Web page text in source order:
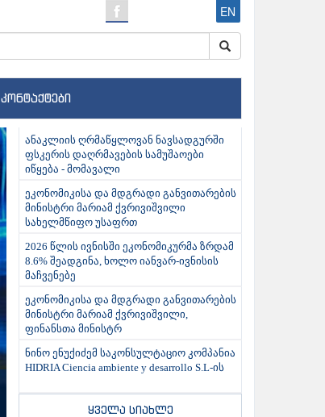
EN
კონტაქტები
ანაკლიის ღრმაწყლოვან ნავსადგურში
ფსკერის დაღრმავების სამუშაოები
იწყება - მომავალი
ეკონომიკისა და მდგრადი განვითარების
მინისტრი მარიამ ქვრივიშვილი
სახელმწიფო უსაფრთ
2026 წლის ივნისში ეკონომიკურმა ზრდამ
8.6% შეადგინა, ხოლო იანვარ-ივნისის
მაჩვენებე
ეკონომიკისა და მდგრადი განვითარების
მინისტრი მარიამ ქვრივიშვილი,
ფინანსთა მინისტრ
ნინო ენუქიძემ საკონსულტაციო კომპანია
HIDRIA Ciencia ambiente y desarrollo S.L-ის
ყველა სიახლე